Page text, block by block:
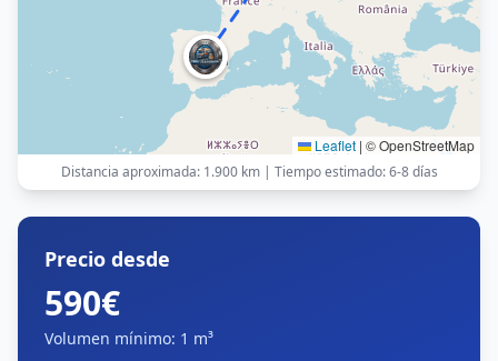
Leaflet | © OpenStreetMap
Distancia aproximada: 1.900 km| Tiempo estimado:6-8 días
Precio desde
590€
Volumen mínimo: 1 m³